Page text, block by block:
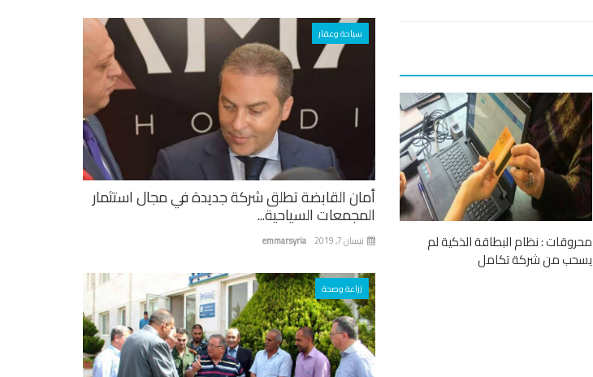
محروقات : نظام البطاقة الذكية لم
يسحب من شركة تكامل
سياحة وعقار
أمان القابضة تطلق شركة جديدة في مجال استثمار
المجمعات السياحية...
emmarsyria نيسان 7, 2019
زراعة وصحة